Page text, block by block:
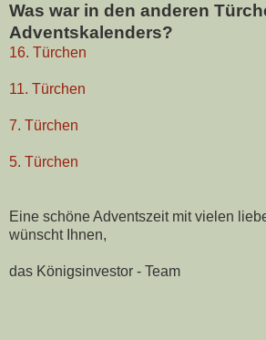
Was war in den anderen
Adventskalenders?
16. Türchen
11. Türchen
7. Türchen
5. Türchen
Eine schöne Adventszeit mit vielen
wünscht Ihnen,
das Königsinvestor - Team